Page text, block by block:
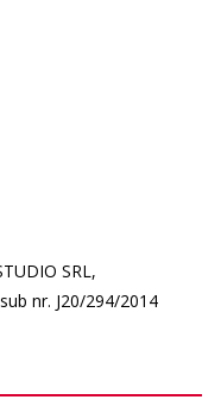
SRL,
nr. J20/294/2014